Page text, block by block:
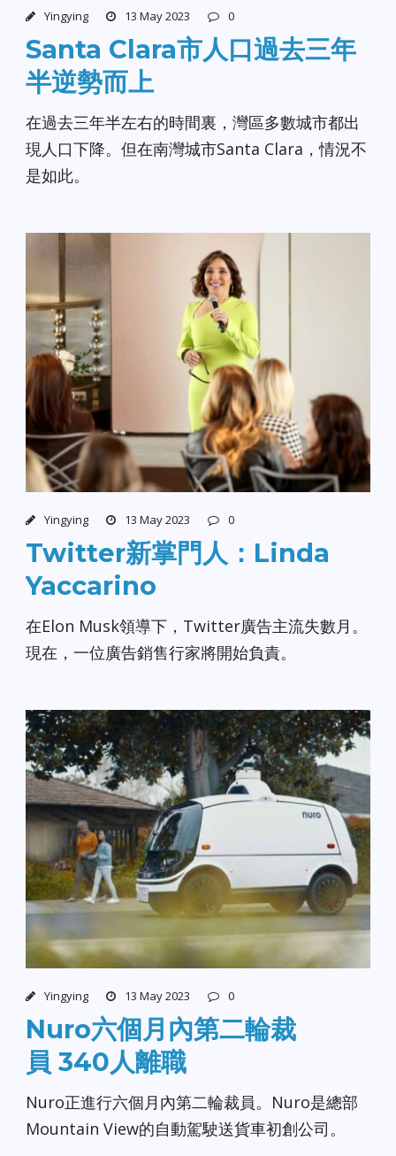
Yingying 13 May 2023 0
Santa Clara市人口過去三年
半逆勢而上
在過去三年半左右的時間裏，灣區多數城市都出
現人口下降。但在南灣城市Santa Clara，情況不
是如此。
Yingying 13 May 2023 0
Twitter新掌門人：Linda
Yaccarino
在Elon Musk領導下，Twitter廣告主流失數月。
現在，一位廣告銷售行家將開始負責。
Yingying 13 May 2023 0
Nuro六個月內第二輪裁
員 340人離職
Nuro正進行六個月內第二輪裁員。Nuro是總部
Mountain View的自動駕駛送貨車初創公司。